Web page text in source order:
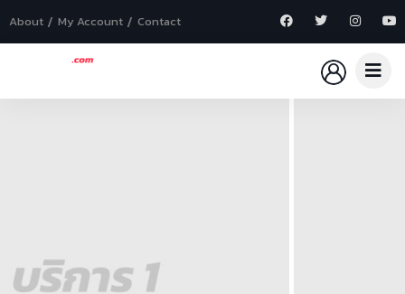
About My Account Contact